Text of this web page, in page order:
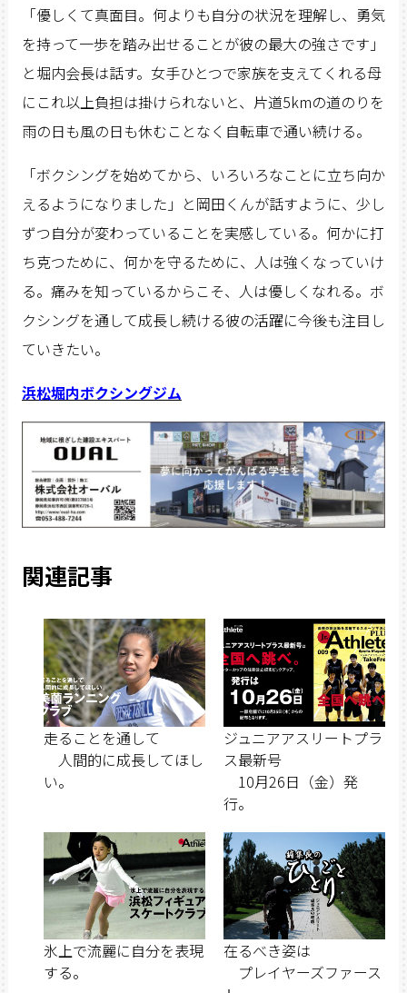
「優しくて真面目。何よりも自分の状況を理解し、勇気
を持って一歩を踏み出せることが彼の最大の強さです」
と堀内会長は話す。女手ひとつで家族を支えてくれる母
にこれ以上負担は掛けられないと、片道5kmの道のりを
雨の日も風の日も休むことなく自転車で通い続ける。
「ボクシングを始めてから、いろいろなことに立ち向か
えるようになりました」と岡田くんが話すように、少し
ずつ自分が変わっていることを実感している。何かに打
ち克つために、何かを守るために、人は強くなっていけ
る。痛みを知っているからこそ、人は優しくなれる。ボ
クシングを通して成長し続ける彼の活躍に今後も注目し
ていきたい。
浜松堀内ボクシングジム
関連記事
走ることを通して
人間的に成長してほし
い。
ジュニアアスリートプラ
ス最新号
10月26日（金）発
行。
氷上で流麗に自分を表現
する。
在るべき姿は
プレイヤーズファース